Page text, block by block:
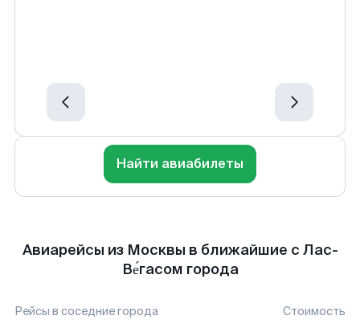
Найти авиабилеты
Авиарейсы из Москвы в ближайшие с Лас-
Ве́гасом города
Рейсы в соседние города Стоимость